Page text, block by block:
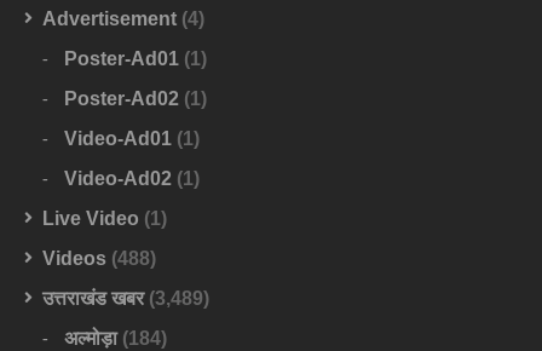
Advertisement (4)
Poster-Ad01 (1)
Poster-Ad02 (1)
Video-Ad01 (1)
Video-Ad02 (1)
Live Video (1)
Videos (488)
उत्तराखंड खबर(3,489)
अल्मोड़ा(184)